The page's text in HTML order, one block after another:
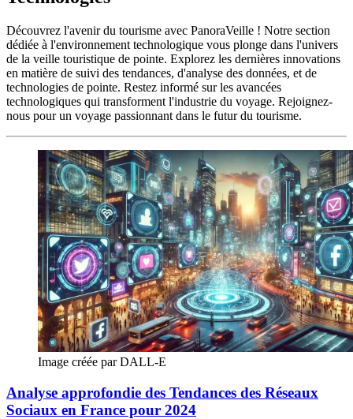
Découvrez l'avenir du tourisme avec PanoraVeille ! Notre section
dédiée à l'environnement technologique vous plonge dans l'univers
de la veille touristique de pointe. Explorez les dernières innovations
en matière de suivi des tendances, d'analyse des données, et de
technologies de pointe. Restez informé sur les avancées
technologiques qui transforment l'industrie du voyage. Rejoignez-
nous pour un voyage passionnant dans le futur du tourisme.
Image créée par DALL-E
Analyse approfondie des Tendances des Réseaux
Sociaux en France pour 2024